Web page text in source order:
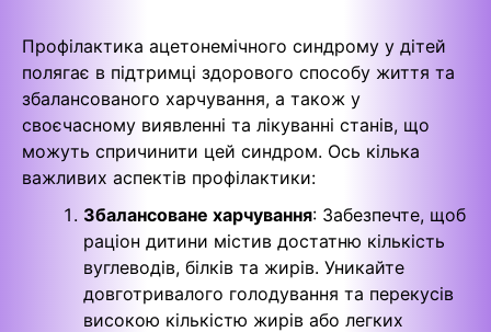
Профілактика ацетонемічного синдрому у дітей
полягає в підтримці здорового способу життя та
збалансованого харчування, а також у
своєчасному виявленні та лікуванні станів, що
можуть спричинити цей синдром. Ось кілька
важливих аспектів профілактики:
Збалансоване харчування: Забезпечте, щоб
раціон дитини містив достатню кількість
вуглеводів, білків та жирів. Уникайте
довготривалого голодування та перекусів
високою кількістю жирів або легких